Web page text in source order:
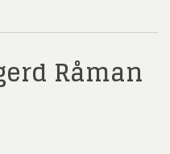
Råman